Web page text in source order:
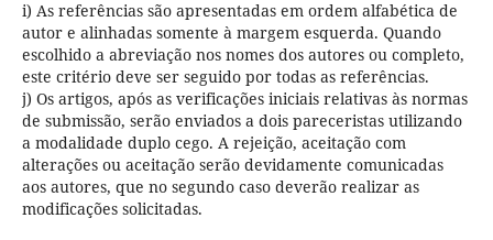
i) As referências são apresentadas em ordem alfabética de
autor e alinhadas somente à margem esquerda. Quando
escolhido a abreviação nos nomes dos autores ou completo,
este critério deve ser seguido por todas as referências.
j) Os artigos, após as verificações iniciais relativas às normas
de submissão, serão enviados a dois pareceristas utilizando
a modalidade duplo cego. A rejeição, aceitação com
alterações ou aceitação serão devidamente comunicadas
aos autores, que no segundo caso deverão realizar as
modificações solicitadas.